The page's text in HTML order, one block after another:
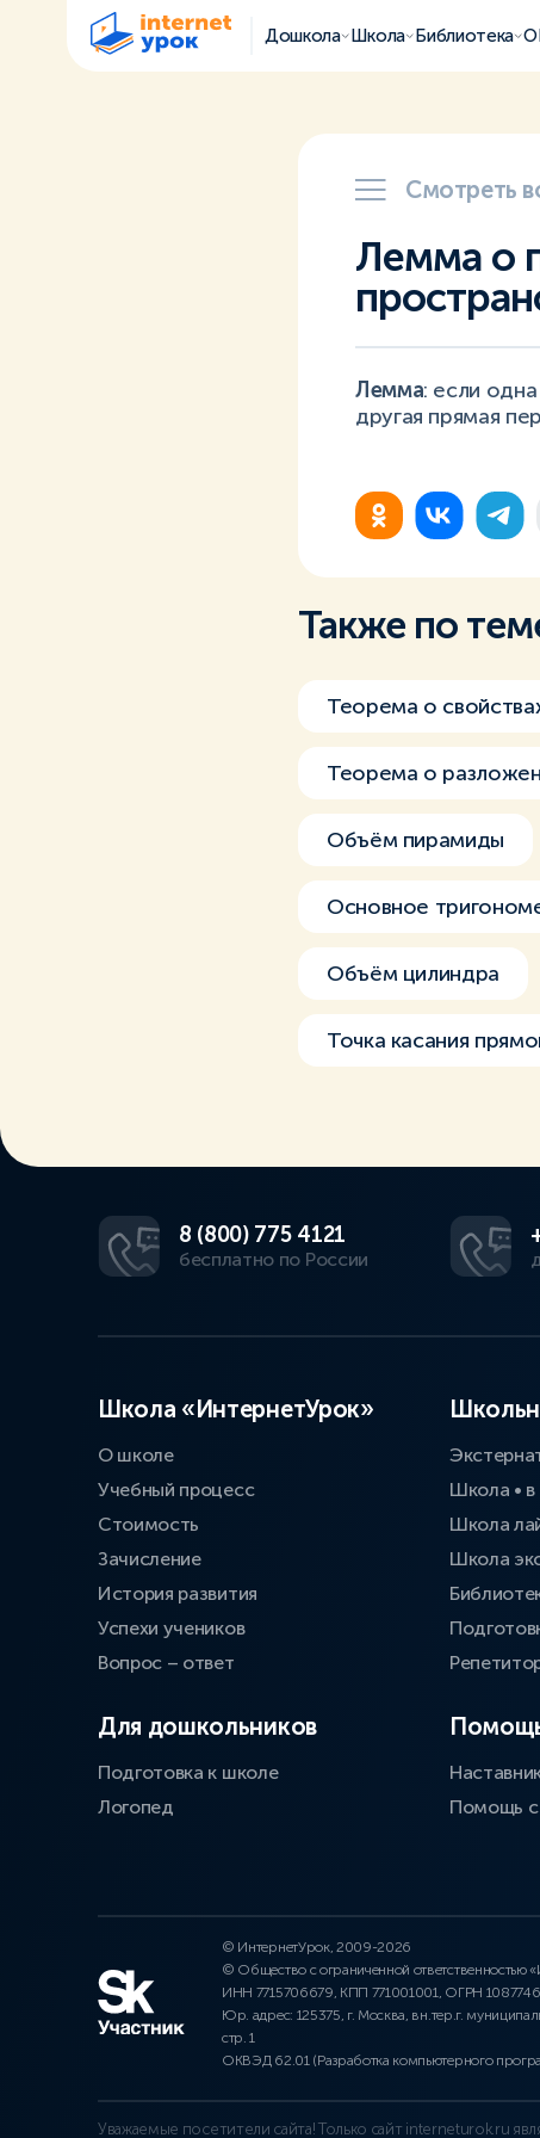
Дошкола Школа Библиотека
Смотреть
Лемма о
Лемма: если
другая прямая
Также по
Теорема о
Теорема о
Объём пирамиды
Основное
Объём цилиндра
Точка касания
8 (800) 775 4121
бесплатно по России
Школа «ИнтернетУрок»
О школе
Учебный процесс
Стоимость
Зачисление
История развития
Успехи учеников
Вопрос – ответ
Для дошкольников
Подготовка к школе
Логопед
Школа •
Школа
Школа
Помощь
© ИнтернетУрок, 2009-2026
© Общество с ограниченной ответственностью
ИНН 7715706679, КПП 771001001, ОГРН
Юр. адрес: 125375, г. Москва, вн.тер.г.
стр. 1
ОКВЭД 62.01 (Разработка компьютерного
Уважаемые посетители сайта! Только сайт interneturok.ru